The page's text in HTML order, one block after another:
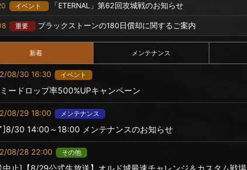
イベント 「ETERNAL」第62回攻城戦のお知らせ
重要 ブラックストーンの180日償却に関するご案内
新着 メンテナンス
08/30 16:30 イベント
ードロップ率500%UPキャンペーン
08/29 18:00 メンテナンス
]8/30 14:00～18:00 メンテナンスのお知らせ
08/28 22:00 その他